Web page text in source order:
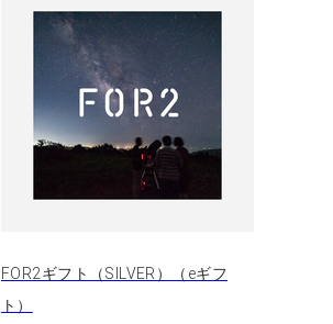
FOR2ギフト（SILVER）（eギフ
ト）